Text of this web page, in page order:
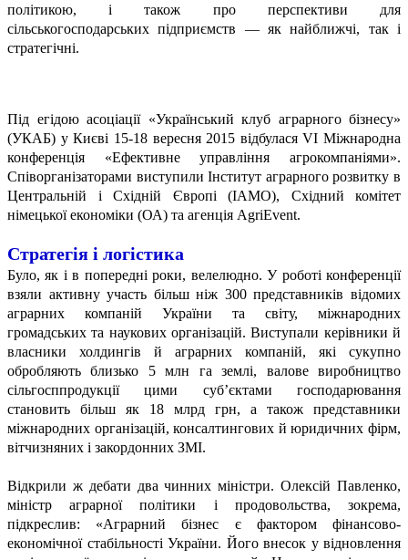
політикою, і також про перспективи для
сільськогосподарських підприємств — як найближчі, так і
стратегічні.
Під егідою асоціації «Український клуб аграрного бізнесу»
(УКАБ) у Києві 15-18 вересня 2015 відбулася VІ Міжнародна
конференція «Ефективне управління агрокомпаніями».
Співорганізаторами виступили Інститут аграрного розвитку в
Центральній і Східній Європі (ІАМО), Східний комітет
німецької економіки (ОА) та агенція AgrіEvent.
Стратегія і логістика
Було, як і в попередні роки, велелюдно. У роботі конференції
взяли активну участь більш ніж 300 представників відомих
аграрних компаній України та світу, міжнародних
громадських та наукових організацій. Виступали керівники й
власники холдингів й аграрних компаній, які сукупно
обробляють близько 5 млн га землі, валове виробництво
сільгосппродукції цими суб’єктами господарювання
становить більш як 18 млрд грн, а також представники
міжнародних організацій, консалтингових й юридичних фірм,
вітчизняних і закордонних ЗМІ.
Відкрили ж дебати два чинних міністри. Олексій Павленко,
міністр аграрної політики і продовольства, зокрема,
підкреслив: «Аграрний бізнес є фактором фінансово-
економічної стабільності України. Його внесок у відновлення